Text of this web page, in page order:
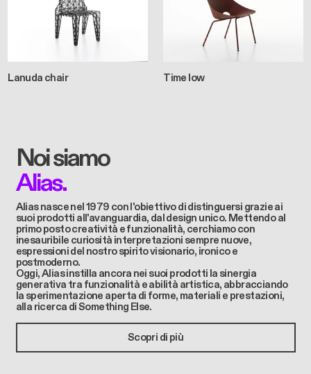
Lanuda chair Time low
Noi siamo
Alias.
Alias ​​nasce nel 1979 con l'obiettivo di distinguersi grazie ai
suoi prodotti all'avanguardia, dal design unico. Mettendo al
primo posto creatività e funzionalità, cerchiamo con
inesauribile curiosità interpretazioni sempre nuove,
espressioni del nostro spirito visionario, ironico e
postmoderno.
Oggi, Alias instilla ancora nei suoi prodotti la sinergia
generativa tra funzionalità e abilità artistica, abbracciando
la sperimentazione aperta di forme, materiali e prestazioni,
alla ricerca di Something Else.
Scopri di più